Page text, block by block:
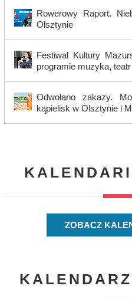
Rowerowy Raport.
Olsztynie
Festiwal Kultury
programie muzyka,
Odwołano zakazy.
kąpielisk w Olsztynie i
ZOBACZ